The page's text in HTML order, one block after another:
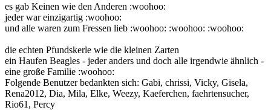
es gab Keinen wie den Anderen :woohoo:
jeder war einzigartig :woohoo:
und alle waren zum Fressen lieb :woohoo: :woohoo: :woohoo:
die echten Pfundskerle wie die kleinen Zarten
ein Haufen Beagles - jeder anders und doch alle irgendwie ähnlich -
eine große Familie :woohoo:
Folgende Benutzer bedankten sich: Gabi, chrissi, Vicky, Gisela,
Rena2012, Dia, Mila, Elke, Weezy, Kaeferchen, faehrtensucher,
Rio61 , Percy